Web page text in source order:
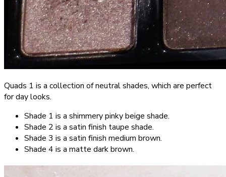
Quads 1 is a collection of neutral shades, which are perfect
for day looks.
Shade 1 is a shimmery pinky beige shade.
Shade 2 is a satin finish taupe shade.
Shade 3 is a satin finish medium brown.
Shade 4 is a matte dark brown.